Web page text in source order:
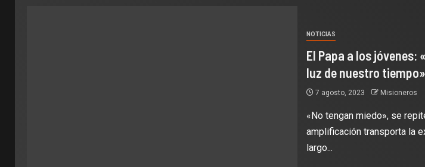
NOTICIAS
El Papa a los jóvenes:
luz de nuestro tiempo»
7 agosto, 2023 Misioneros
«No tengan miedo», se
amplificación transporta la
largo...